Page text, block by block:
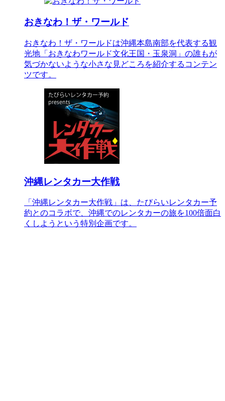
おきなわ！ザ・ワールド
おきなわ！ザ・ワールドは沖縄本島南部を代表する観
光地「おきなわワールド文化王国・玉泉洞」の誰もが
気づかないような小さな見どころを紹介するコンテン
ツです。
沖縄レンタカー大作戦
「沖縄レンタカー大作戦」は、たびらいレンタカー予
約とのコラボで、沖縄でのレンタカーの旅を100倍面白
くしようという特別企画です。